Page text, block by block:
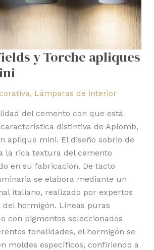
y Torche apliques
, Lámparas de interior
del cemento con que está
distintiva de Aplomb,
aplique mini. El diseño sobrio de
la rica textura del cemento
en su fabricación. De tacto
se elabora mediante un
italiano, realizado por expertos
del hormigón. Líneas puras
con pigmentos seleccionados
tonalidades, el hormigón se
moldes específicos, confiriendo a